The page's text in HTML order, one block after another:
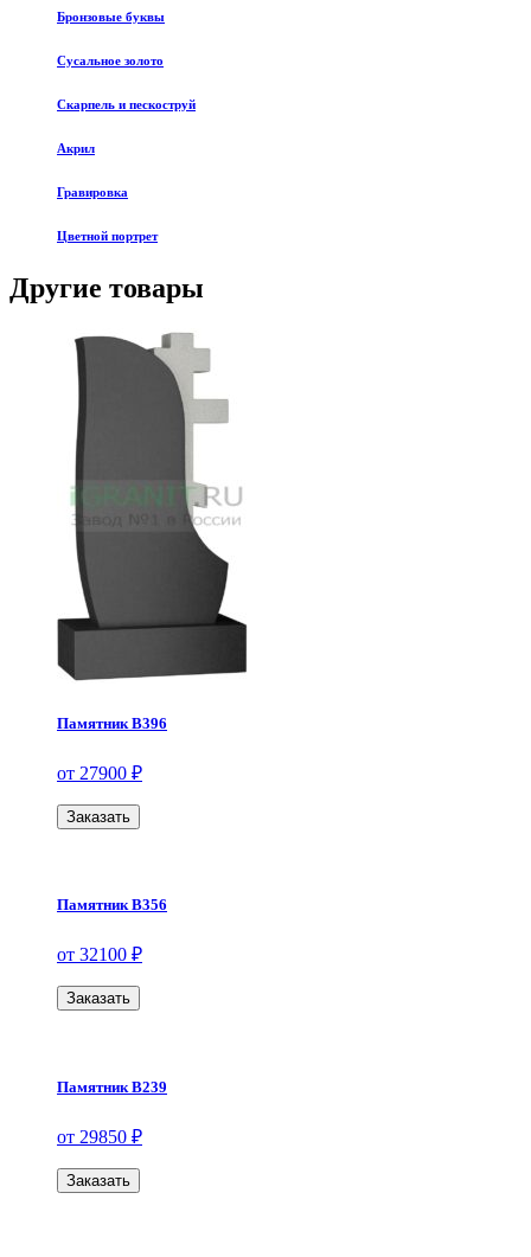
Бронзовые буквы
Сусальное золото
Скарпель и пескоструй
Акрил
Гравировка
Цветной портрет
Другие товары
Памятник В396
от 27900 ₽
Заказать
Памятник В356
от 32100 ₽
Заказать
Памятник В239
от 29850 ₽
Заказать